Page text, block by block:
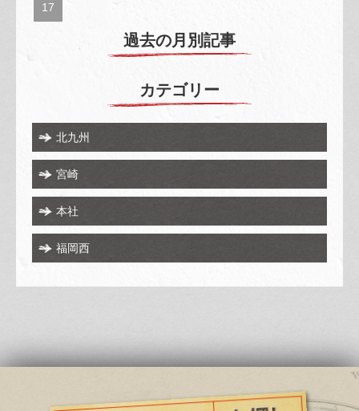
17
過去の月別記事
カテゴリー
北九州
宮崎
本社
福岡西